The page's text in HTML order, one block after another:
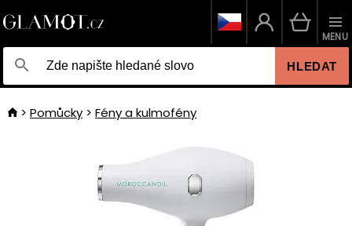
HLEDAT
MENU
Pomůcky Fény a kulmofény